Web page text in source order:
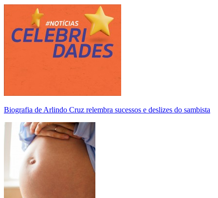
Biografia de Arlindo Cruz relembra sucessos e deslizes do sambista